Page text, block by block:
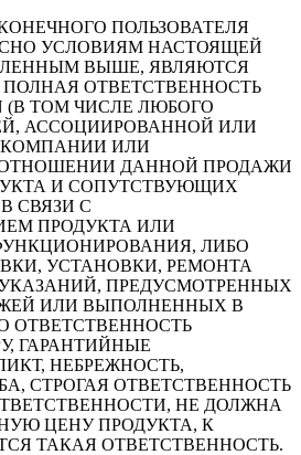
ПОЛЬЗОВАТЕЛЯ
УСЛОВИЯМ НАСТОЯЩЕЙ
ВЫШЕ, ЯВЛЯЮТСЯ
ОТВЕТСТВЕННОСТЬ
(В ТОМ ЧИСЛЕ ЛЮБОГО
АССОЦИИРОВАННОЙ ИЛИ
ИЛИ
ОТНОШЕНИИ ДАННОЙ ПРОДАЖИ
И СОПУТСТВУЮЩИХ
СВЯЗИ С
ПРОДУКТА ИЛИ
ЛИБО
УСТАНОВКИ, РЕМОНТА
ПРЕДУСМОТРЕННЫХ
ИЛИ ВЫПОЛНЕННЫХ В
ОТВЕТСТВЕННОСТЬ
ГАРАНТИЙНЫЕ
НЕБРЕЖНОСТЬ,
СТРОГАЯ ОТВЕТСТВЕННОСТЬ
НЕ ДОЛЖНА
ЦЕНУ ПРОДУКТА, К
ТАКАЯ ОТВЕТСТВЕННОСТЬ.